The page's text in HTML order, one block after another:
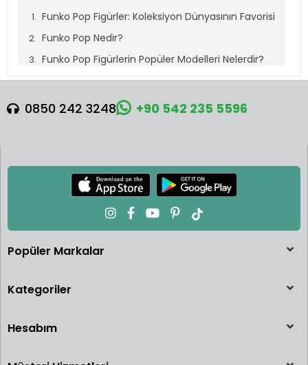
toysishop.com'u ziyaret edin!
Funko Pop Figürler: Koleksiyon Dünyasının Favorisi
Funko Pop Nedir?
Funko Pop Figürlerin Popüler Modelleri Nelerdir?
Funko Pop Fiyatları Ne Kadar?
Funko Pop Figürleri Nereden Satın Alabilirsiniz?
Funko Pop Figürler: Koleksiyon Dünyasının
Son yıllarda koleksiyoncuların gözdesi haline gelen Funko
Pop figürler, benzersiz tasarımları ve geniş ürün yelpazesiyle
büyük ilgi çekiyor. Özellikle film, dizi, oyun ve çizgi roman
karakterlerinin stilize edilmiş mini versiyonları olarak öne
çıkan Funko Pop figürler, eğlenceli ve renkli tasarımlarıyla her
Funko Pop Nedir?
koleksiyon serisidir. Vinil malzemeden üretilen bu figürler,
dünya genelinde milyonlarca hayran kazanmıştır. Harry
0850 242 3248 +90 542 235 5596
Popüler Markalar
Kategoriler
Hesabım